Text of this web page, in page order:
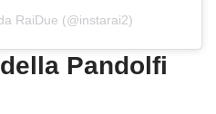
RaiDue (@instarai2)
Pandolfi